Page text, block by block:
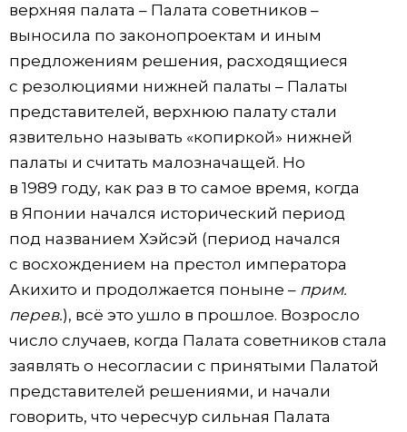
верхняя палата – Палата советников –
выносила по законопроектам и иным
предложениям решения, расходящиеся
с резолюциями нижней палаты – Палаты
представителей, верхнюю палату стали
язвительно называть «копиркой» нижней
палаты и считать малозначащей. Но
в 1989 году, как раз в то самое время, когда
в Японии начался исторический период
под названием Хэйсэй (период начался
с восхождением на престол императора
Акихито и продолжается поныне – прим.
перев.), всё это ушло в прошлое. Возросло
число случаев, когда Палата советников стала
заявлять о несогласии с принятыми Палатой
представителей решениями, и начали
говорить, что чересчур сильная Палата